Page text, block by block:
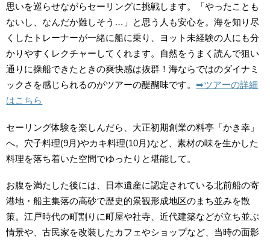
思いを巡らせながらセーリングに挑戦します。「やったことも
ないし、なんだか難しそう…」と思う人も安心を。海を知り尽
くしたトレーナーが一緒に船に乗り、ヨット未経験の人にも分
かりやすくレクチャーしてくれます。自然をうまく読んで狙い
通りに操船できたときの爽快感は抜群！海ならではのダイナミ
ックさを感じられるのがツアーの醍醐味です。➡︎ツアーの詳細
はこちら
セーリング体験を楽しんだら、大正初期創業の料亭「かき幸」
へ。穴子料理(9月)やカキ料理(10月)など、素材の味を生かした
料理を落ち着いた空間でゆったりと堪能して。
お腹を満たした後には、日本遺産に認定されている北前船の寄
港地・船主集落の高砂で歴史的景観形成地区のまち並みを散
策。江戸時代の町割りに町屋や社寺、近代建築などが立ち並ぶ
情景や、古民家を改装したカフェやショップなど、当時の面影